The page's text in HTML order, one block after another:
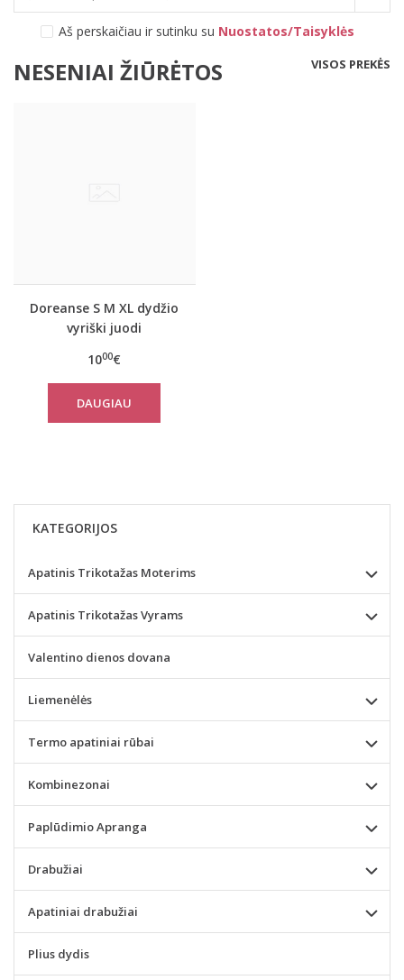
Aš perskaičiau ir sutinku su Nuostatos/Taisyklės
NESENIAI ŽIŪRĖTOS VISOS PREKĖS
Doreanse S M XL dydžio
vyriški juodi
marškinėliai ilgomis
rankovėmis 8501
1000€
DAUGIAU
KATEGORIJOS
Apatinis Trikotažas Moterims
Apatinis Trikotažas Vyrams
Valentino dienos dovana
Liemenėlės
Termo apatiniai rūbai
Kombinezonai
Paplūdimio Apranga
Drabužiai
Apatiniai drabužiai
Plius dydis